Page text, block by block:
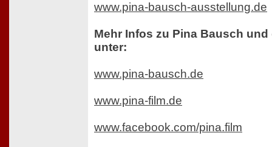
www.pina-bausch-ausstellung.de
Mehr Infos zu Pina Bausch und
unter:
www.pina-bausch.de
www.pina-film.de
www.facebook.com/pina.film